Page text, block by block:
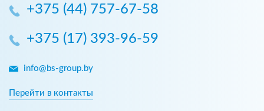
+375 (44) 757-67-58
+375 (17) 393-96-59
info@bs-group.by
Перейти в контакты